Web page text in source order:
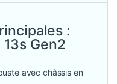
:
Gen2
avec châssis en